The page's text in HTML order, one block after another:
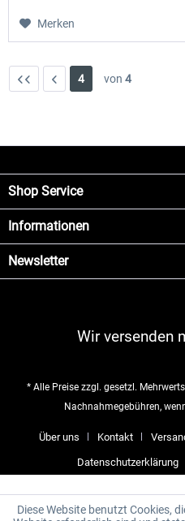
Merken
4 von 4
Shop Service
Informationen
Newsletter
Wir versenden
* Alle Preise zzgl. gesetzl.
Nachnahmegebühren,
Über uns Kontakt
Datenschutzerklärung
Diese Website benutzt Cookies,